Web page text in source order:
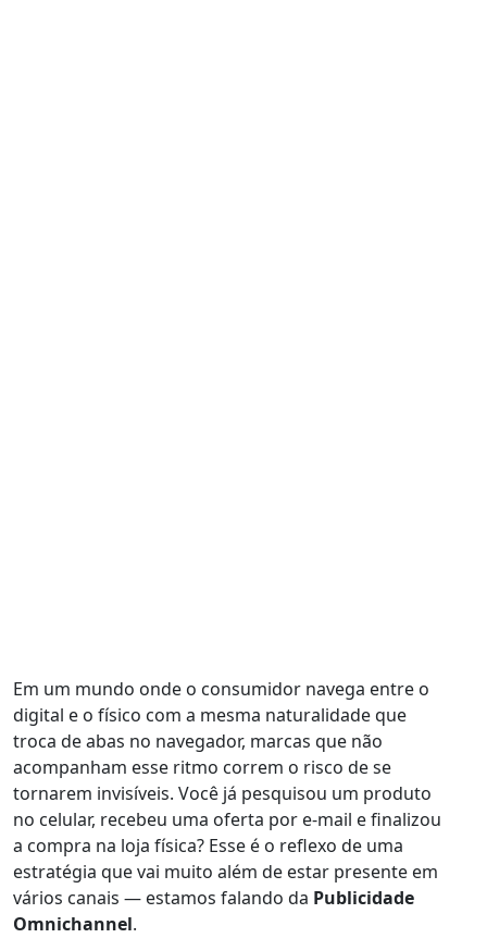
Em um mundo onde o consumidor navega entre o
digital e o físico com a mesma naturalidade que
troca de abas no navegador, marcas que não
acompanham esse ritmo correm o risco de se
tornarem invisíveis. Você já pesquisou um produto
no celular, recebeu uma oferta por e-mail e finalizou
a compra na loja física? Esse é o reflexo de uma
estratégia que vai muito além de estar presente em
vários canais — estamos falando da Publicidade
Omnichannel.